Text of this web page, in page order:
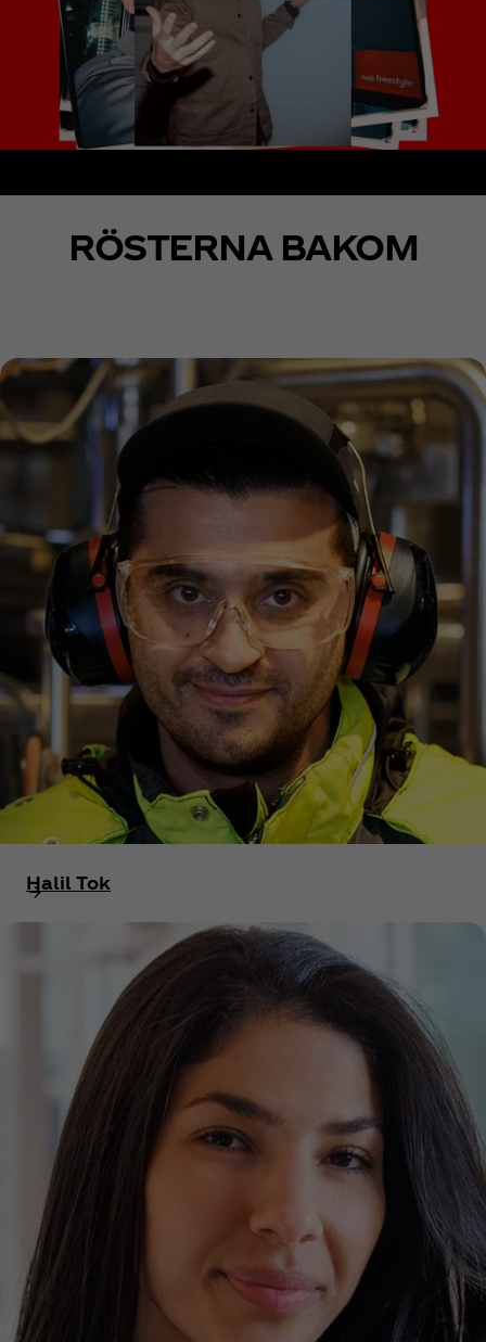
RÖSTERNA BAKOM
Halil Tok